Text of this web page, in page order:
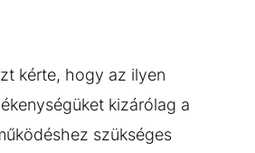
kérte, hogy az ilyen
kizárólag a
szükséges